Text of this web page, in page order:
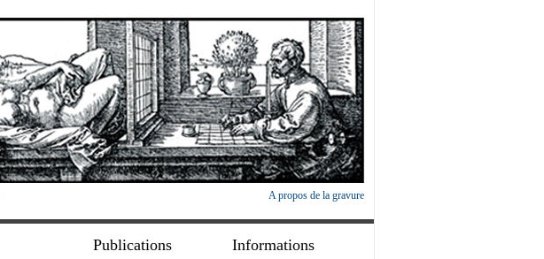
A propos de la gravure
Publications Informations